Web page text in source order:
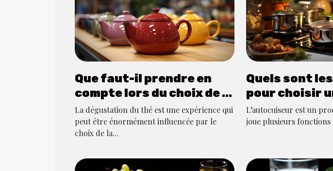
Que faut-il prendre en
compte lors du choix de la
meilleure théière ?
La dégustation du thé est une expérience qui
peut être énormément influencée par le
choix de la...
Quels sont
pour choisir
autocuiseur
domaine de
L’autocuiseur est un
joue plusieurs fonctions